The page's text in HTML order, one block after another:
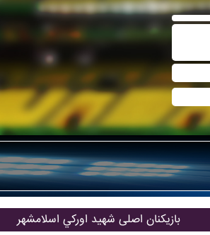
بازیکنان اصلی شهيد اورکي اسلامشهر